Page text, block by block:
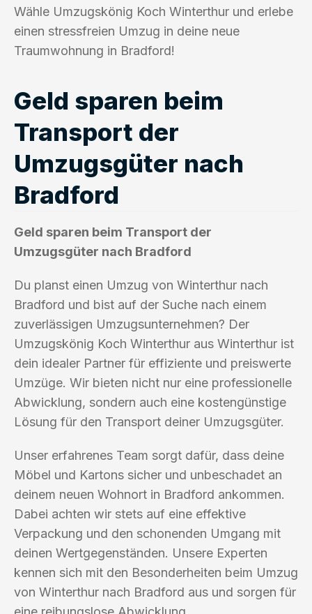
Wähle Umzugskönig Koch Winterthur und erlebe
einen stressfreien Umzug in deine neue
Traumwohnung in Bradford!
Geld sparen beim
Transport der
Umzugsgüter nach
Bradford
Geld sparen beim Transport der
Umzugsgüter nach Bradford
Du planst einen Umzug von Winterthur nach
Bradford und bist auf der Suche nach einem
zuverlässigen Umzugsunternehmen? Der
Umzugskönig Koch Winterthur aus Winterthur ist
dein idealer Partner für effiziente und preiswerte
Umzüge. Wir bieten nicht nur eine professionelle
Abwicklung, sondern auch eine kostengünstige
Lösung für den Transport deiner Umzugsgüter.
Unser erfahrenes Team sorgt dafür, dass deine
Möbel und Kartons sicher und unbeschadet an
deinem neuen Wohnort in Bradford ankommen.
Dabei achten wir stets auf eine effektive
Verpackung und den schonenden Umgang mit
deinen Wertgegenständen. Unsere Experten
kennen sich mit den Besonderheiten beim Umzug
von Winterthur nach Bradford aus und sorgen für